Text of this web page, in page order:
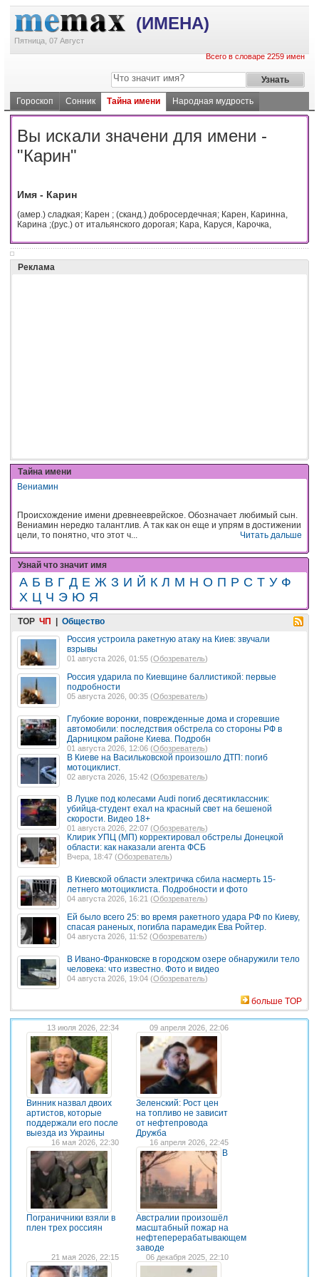
(ИМЕНА)
Пятница, 07 Август
Всего в словаре 2259 имен
Гороскоп Сонник Тайна имени Народная мудрость
Вы искали значени для имени -
"Карин"
Имя - Карин
(амер.) сладкая; Карен ; (сканд.) добросердечная; Карен, Каринна,
Карина ;(рус.) от итальянского дорогая; Кара, Каруся, Карочка,
Реклама
Тайна имени
Вениамин
Происхождение имени древнееврейское. Обозначает любимый сын.
Вениамин нередко талантлив. А так как он еще и упрям в достижении
цели, то понятно, что этот ч...
Читать дальше
Узнай что значит имя
А Б В Г Д Е Ж З И Й К Л М Н О П Р С Т У Ф
Х Ц Ч Э Ю Я
TOP ЧП | Общество
Россия устроила ракетную атаку на Киев: звучали
взрывы
01 августа 2026, 01:55 (Обозреватель)
Россия ударила по Киевщине баллистикой: первые
подробности
05 августа 2026, 00:35 (Обозреватель)
Глубокие воронки, поврежденные дома и сгоревшие
автомобили: последствия обстрела со стороны РФ в
Дарницком районе Киева. Подробн
01 августа 2026, 12:06 (Обозреватель)
В Киеве на Васильковской произошло ДТП: погиб
мотоциклист.
02 августа 2026, 15:42 (Обозреватель)
В Луцке под колесами Audi погиб десятиклассник:
убийца-студент ехал на красный свет на бешеной
скорости. Видео 18+
01 августа 2026, 22:07 (Обозреватель)
Клирик УПЦ (МП) корректировал обстрелы Донецкой
области: как наказали агента ФСБ
Вчера, 18:47 (Обозреватель)
В Киевской области электричка сбила насмерть 15-
летнего мотоциклиста. Подробности и фото
04 августа 2026, 16:21 (Обозреватель)
Ей было всего 25: во время ракетного удара РФ по Киеву,
спасая раненых, погибла парамедик Ева Ройтер.
04 августа 2026, 11:52 (Обозреватель)
В Ивано-Франковске в городском озере обнаружили тело
человека: что известно. Фото и видео
04 августа 2026, 19:04 (Обозреватель)
больше TOP
13 июля 2026, 22:34
Винник назвал двоих
артистов, которые
поддержали его после
выезда из Украины
09 апреля 2026, 22:06
Зеленский: Рост цен
на топливо не зависит
от нефтепровода
Дружба
16 мая 2026, 22:30
Пограничники взяли в
плен трех россиян
16 апреля 2026, 22:45
В
Австралии произошёл
масштабный пожар на
нефтеперерабатывающем
заводе
21 мая 2026, 22:15 06 декабря 2025, 22:10